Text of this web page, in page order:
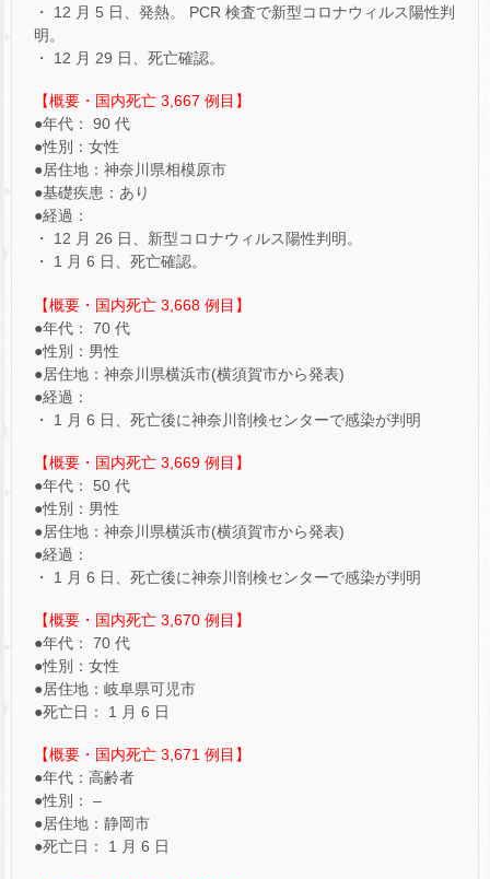
・ 12 月 5 日、発熱。 PCR 検査で新型コロナウィルス陽性判
明。
・ 12 月 29 日、死亡確認。
【概要・国内死亡 3,667 例目】
●年代： 90 代
●性別：女性
●居住地：神奈川県相模原市
●基礎疾患：あり
●経過：
・ 12 月 26 日、新型コロナウィルス陽性判明。
・ 1 月 6 日、死亡確認。
【概要・国内死亡 3,668 例目】
●年代： 70 代
●性別：男性
●居住地：神奈川県横浜市(横須賀市から発表)
●経過：
・ 1 月 6 日、死亡後に神奈川剖検センターで感染が判明
【概要・国内死亡 3,669 例目】
●年代： 50 代
●性別：男性
●居住地：神奈川県横浜市(横須賀市から発表)
●経過：
・ 1 月 6 日、死亡後に神奈川剖検センターで感染が判明
【概要・国内死亡 3,670 例目】
●年代： 70 代
●性別：女性
●居住地：岐阜県可児市
●死亡日： 1 月 6 日
【概要・国内死亡 3,671 例目】
●年代：高齢者
●性別： –
●居住地：静岡市
●死亡日： 1 月 6 日